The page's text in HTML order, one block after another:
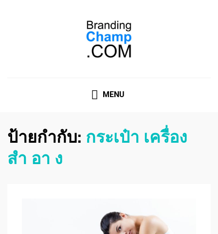
MENU
ป้ายกำกับ: กระเป๋า เครื่อง
สํา อา ง